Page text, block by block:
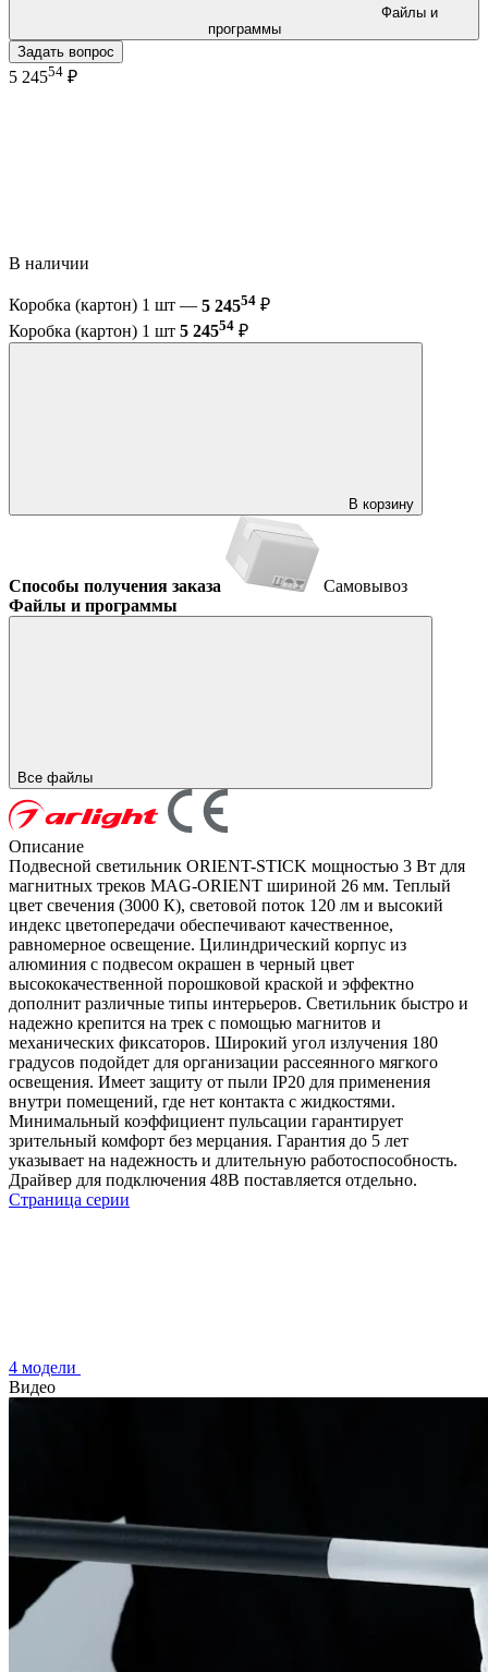
программы
Задать вопрос
5 24554 ₽
В наличии
Коробка (картон) 1 шт — 5 24554 ₽
Коробка (картон) 1 шт 5 24554 ₽
В корзину
Способы получения заказа
Самовывоз
Файлы и программы
Все файлы
Описание
Подвесной светильник ORIENT-STICK мощностью 3 Вт для
магнитных треков MAG-ORIENT шириной 26 мм. Теплый
цвет свечения (3000 К), световой поток 120 лм и высокий
индекс цветопередачи обеспечивают качественное,
равномерное освещение. Цилиндрический корпус из
алюминия c подвесом окрашен в черный цвет
высококачественной порошковой краской и эффектно
дополнит различные типы интерьеров. Светильник быстро и
надежно крепится на трек с помощью магнитов и
механических фиксаторов. Широкий угол излучения 180
градусов подойдет для организации рассеянного мягкого
освещения. Имеет защиту от пыли IP20 для применения
внутри помещений, где нет контакта с жидкостями.
Минимальный коэффициент пульсации гарантирует
зрительный комфорт без мерцания. Гарантия до 5 лет
указывает на надежность и длительную работоспособность.
Драйвер для подключения 48В поставляется отдельно.
Страница серии
4 модели
Видео